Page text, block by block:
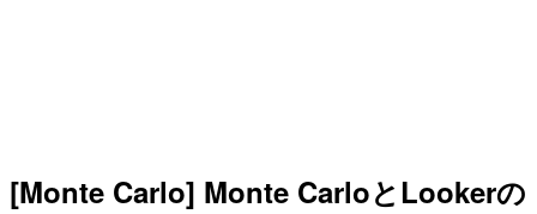
[Monte Carlo] Monte CarloとLookerの